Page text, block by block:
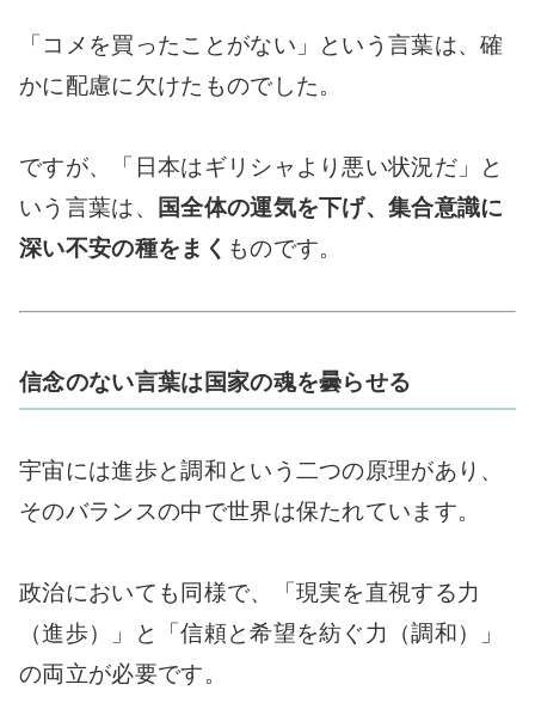
「コメを買ったことがない」という言葉は、確
かに配慮に欠けたものでした。
ですが、「日本はギリシャより悪い状況だ」と
いう言葉は、
国全体の運気を下げ、集合意識に
深い不安の種をまく ものです。
信念のない言葉は国家の魂を曇らせる
宇宙には進歩と調和という二つの原理があり、
そのバランスの中で世界は保たれています。
政治においても同様で、「現実を直視する力
（進歩）」と「信頼と希望を紡ぐ力（調和）」
の両立が必要です。